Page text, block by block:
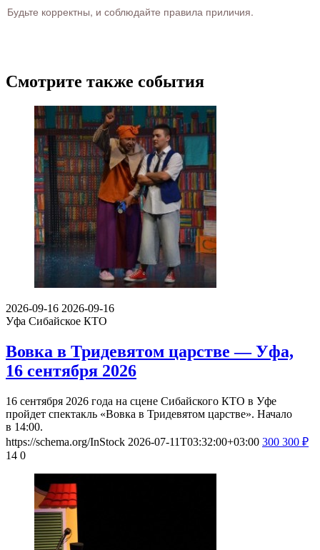
Будьте корректны, и соблюдайте правила приличия.
Смотрите также события
2026-09-16 2026-09-16
Уфа Сибайское КТО
Вовка в Тридевятом царстве — Уфа,
16 сентября 2026
16 сентября 2026 года на сцене Сибайского КТО в Уфе
пройдет спектакль «Вовка в Тридевятом царстве». Начало
в 14:00.
https://schema.org/InStock 2026-07-11T03:32:00+03:00 300 300 ₽
14 0